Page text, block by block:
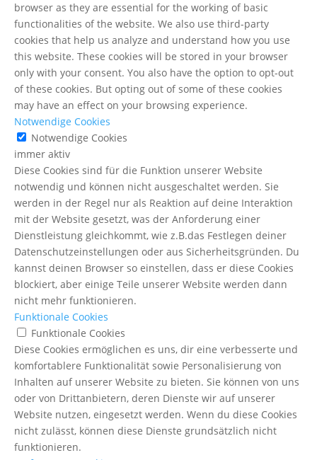
browser as they are essential for the working of basic
functionalities of the website. We also use third-party
cookies that help us analyze and understand how you use
this website. These cookies will be stored in your browser
only with your consent. You also have the option to opt-out
of these cookies. But opting out of some of these cookies
may have an effect on your browsing experience.
Notwendige Cookies
Notwendige Cookies
immer aktiv
Diese Cookies sind für die Funktion unserer Website
notwendig und können nicht ausgeschaltet werden. Sie
werden in der Regel nur als Reaktion auf deine Interaktion
mit der Website gesetzt, was der Anforderung einer
Dienstleistung gleichkommt, wie z.B.das Festlegen deiner
Datenschutzeinstellungen oder aus Sicherheitsgründen. Du
kannst deinen Browser so einstellen, dass er diese Cookies
blockiert, aber einige Teile unserer Website werden dann
nicht mehr funktionieren.
Funktionale Cookies
Funktionale Cookies
Diese Cookies ermöglichen es uns, dir eine verbesserte und
komfortablere Funktionalität sowie Personalisierung von
Inhalten auf unserer Website zu bieten. Sie können von uns
oder von Drittanbietern, deren Dienste wir auf unserer
Website nutzen, eingesetzt werden. Wenn du diese Cookies
nicht zulässt, können diese Dienste grundsätzlich nicht
funktionieren.